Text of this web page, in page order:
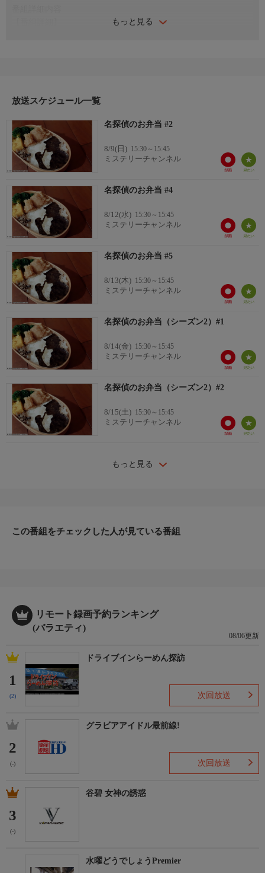
もっと見る
放送スケジュール一覧
名探偵のお弁当 #2
8/9(日) 15:30～15:45
ミステリーチャンネル
名探偵のお弁当 #4
8/12(水) 15:30～15:45
ミステリーチャンネル
名探偵のお弁当 #5
8/13(木) 15:30～15:45
ミステリーチャンネル
名探偵のお弁当（シーズン2）#1
8/14(金) 15:30～15:45
ミステリーチャンネル
名探偵のお弁当（シーズン2）#2
8/15(土) 15:30～15:45
ミステリーチャンネル
もっと見る
この番組をチェックした人が見ている番組
リモート録画予約ランキング
(バラエティ)
08/06更新
1
(2)
ドライブインらーめん探訪
次回放送
2
(-)
グラビアアイドル最前線!
次回放送
3
(-)
谷碧 女神の誘惑
水曜どうでしょうPremier